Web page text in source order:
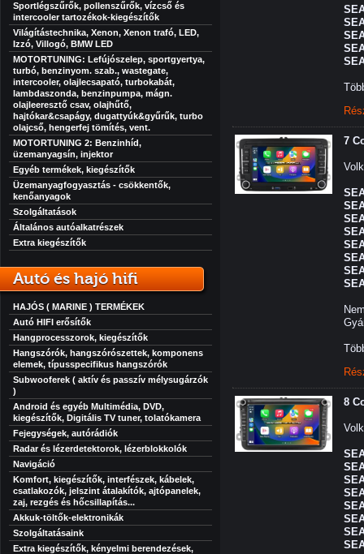
Sportlégszűrők, pollenszűrők, vízcső és
intercooler tartozékok-kiegészítők
Világítástechnika, Xenon, Xenon trafó, LED,
Izzó, Villogó, BMW LED
MOTORTUNING: Lefújószelep, sportgyertya,
turbó, benzinyom. szab., wastegate,
intercooler, olajlecsapató, turbokabát,
lambdaszonda, benzinpumpa, mágn.
olajleeresztő csav, olajhűtő,
hajtókar&csapágy, dugattyúk&gyűrűk, turbo
olajcső, hengerfej tömítés, vent.
MOTORTUNING 2: Benzinhíd,
üzemanyagsín, injektor
Egyéb termékek, kiegészítők
Üzemanyagfogyasztás - csökkentők,
kenőanyagok
Szolgáltatások
Általános autóalkatrészek
Extra kiegészítők
Autó és hajó hifi
HAJÓS ( MARINE ) TERMÉKEK
Autó HIFI erősítők
Hangprocesszorok, kiegészítők
Hangszórók, hangszórószettek, komponens
elemek, típusspecifikus hangszórók
Subwooferek ( aktív és passzív mélysugárzók
)
Android és egyéb Multimédia, DVD,
kiegészítők, Digitális TV tuner, tolatókamera
Fejegységek, autórádiók
Radar és lézerdetektorok, lézerblokkolók
Navigáció
Komfort, kiegészítők, interfészek, kábelek,
csatlakozók, jelszint átalakítók, ajtópanelek,
zaj, rezgés és hőcsillapítás...
Akkuk-töltők-elektronikák
Szolgáltatásaink
Extra kiegészítők, kényelmi berendezések,
7
8